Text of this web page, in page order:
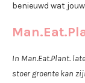
benieuwd wat
In Man.Eat.Plant.
stoer groente kan